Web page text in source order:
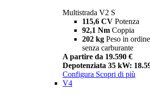
Multistrada V2 S
115,6 CV Potenza
92,1 Nm Coppia
202 kg Peso in
senza carburante
A partire da 19.590 €
Depotenziata 35 kW:
Configura Scopri di più
V4